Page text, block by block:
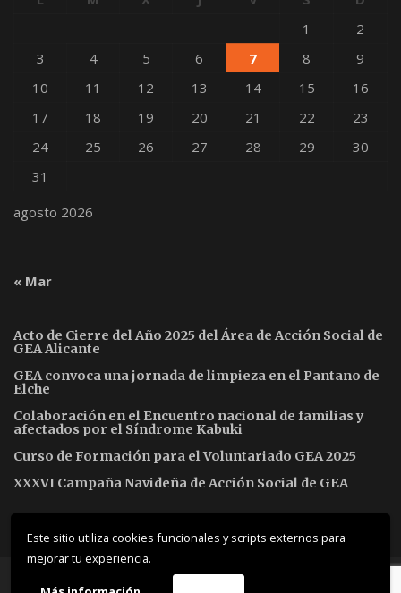
Este sitio utiliza cookies funcionales y scripts externos para
mejorar tu experiencia.
agosto 2026
1
2
3
4 5 6 7 8
9
10
11 12 13 14 15
16
17
18 19 20 21 22
23
24
25 26 27 28 29
30
31
« Mar
Acto de Cierre del Año 2025 del Área de Acción Social de
GEA Alicante
GEA convoca una jornada de limpieza en el Pantano de
Elche
Colaboración en el Encuentro nacional de familias y
afectados por el Síndrome Kabuki
Curso de Formación para el Voluntariado GEA 2025
XXXVI Campaña Navideña de Acción Social de GEA
© 2019 ThemeMascot. All Rights Reserved